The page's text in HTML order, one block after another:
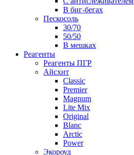
В биг-бегах
Пескосоль
30/70
50/50
В мешках
Реагенты
Реагенты ПГР
Айсхит
Classic
Premier
Magnum
Lite Mix
Original
Blanc
Arctic
Power
Экороуд